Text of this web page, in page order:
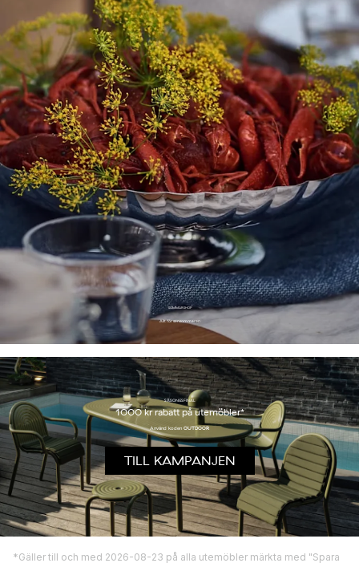
SOMMARSHOP
Allt för sensommaren
SÄSONGSFINAL
1000 kr rabatt på utemöbler*
Använd koden OUTDOOR
TILL KAMPANJEN
*Gäller till och med 2026-08-23 på alla utemöbler märkta med "Spara